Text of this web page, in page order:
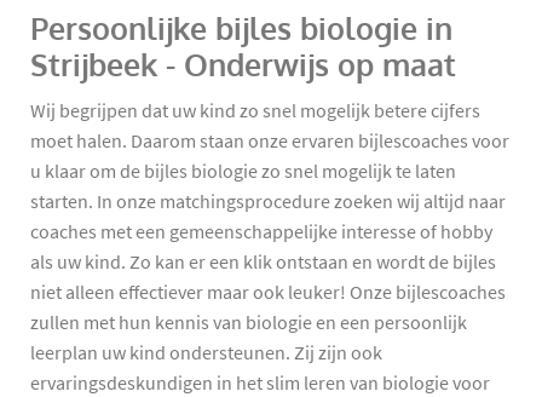
Persoonlijke bijles biologie in
Strijbeek - Onderwijs op maat
Wij begrijpen dat uw kind zo snel mogelijk betere cijfers
moet halen. Daarom staan onze ervaren bijlescoaches voor
u klaar om de bijles biologie zo snel mogelijk te laten
starten. In onze matchingsprocedure zoeken wij altijd naar
coaches met een gemeenschappelijke interesse of hobby
als uw kind. Zo kan er een klik ontstaan en wordt de bijles
niet alleen effectiever maar ook leuker! Onze bijlescoaches
zullen met hun kennis van biologie en een persoonlijk
leerplan uw kind ondersteunen. Zij zijn ook
ervaringsdeskundigen in het slim leren van biologie voor